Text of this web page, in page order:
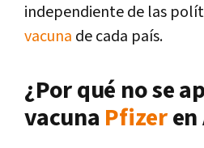
independiente de las
vacuna de cada país.
¿Por qué no se
vacuna Pfizeren